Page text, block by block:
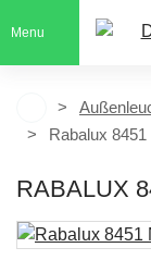
Menu
Rabalux
RABALUX